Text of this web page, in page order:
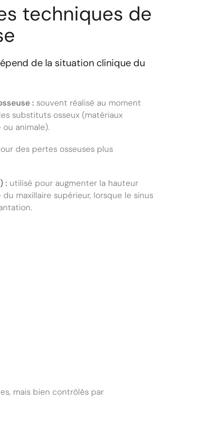
techniques de
de la situation clinique du
:souvent réalisé au moment
substituts osseux (matériaux
ou animale).
des pertes osseuses plus
:utilisé pour augmenter la hauteur
maxillaire supérieur, lorsque le sinus
mais bien contrôlés par